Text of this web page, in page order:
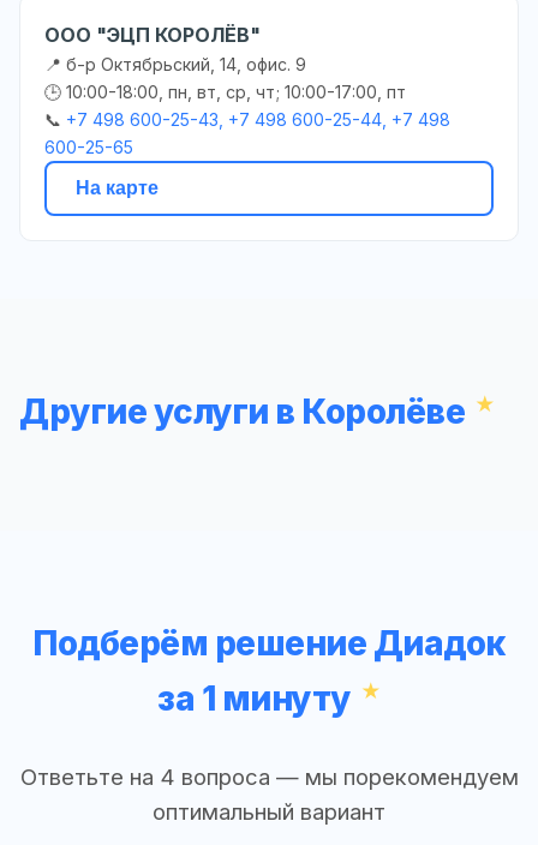
ООО "ЭЦП КОРОЛЁВ"
📍 б-р Октябрьский, 14, офис. 9
🕒 10:00-18:00, пн, вт, ср, чт; 10:00-17:00, пт
📞 +7 498 600-25-43, +7 498 600-25-44, +7 498
600-25-65
На карте
Другие услуги в Королёве
Подберём решение Диадок
за 1 минуту
Ответьте на 4 вопроса — мы порекомендуем
оптимальный вариант